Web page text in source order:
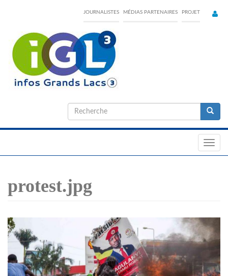
content
JOURNALISTES MÉDIAS PARTENAIRES PROJET
Formulaire
de
protest.jpg